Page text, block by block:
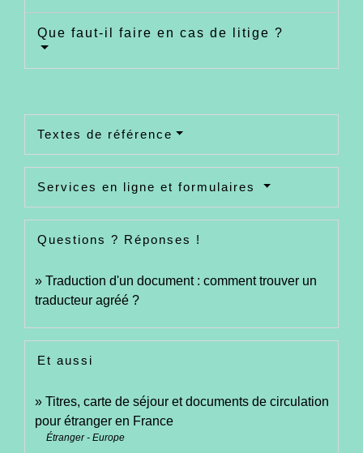
Que faut-il faire en cas de litige ?
Textes de référence
Services en ligne et formulaires
Questions ? Réponses !
Traduction d'un document : comment trouver un
traducteur agréé ?
Et aussi
Titres, carte de séjour et documents de circulation
pour étranger en France
Étranger - Europe